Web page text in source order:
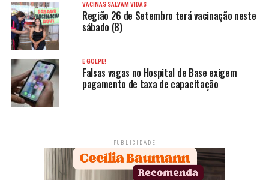
VACINAS SALVAM VIDAS
Região 26 de Setembro terá vacinação neste
sábado (8)
É GOLPE!
Falsas vagas no Hospital de Base exigem
pagamento de taxa de capacitação
PUBLICIDADE